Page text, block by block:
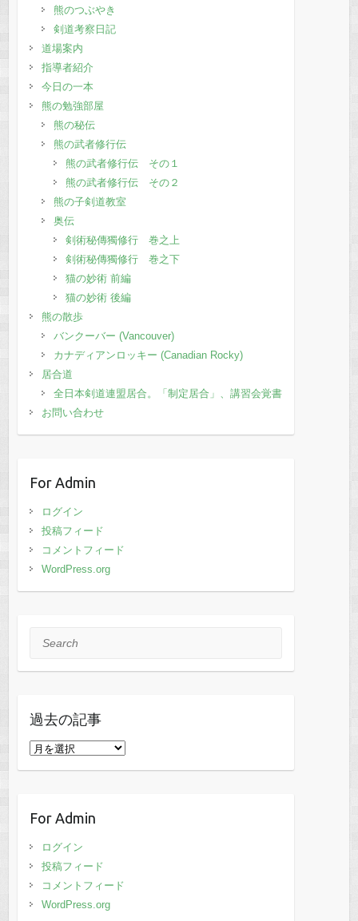
熊のつぶやき
剣道考察日記
道場案内
指導者紹介
今日の一本
熊の勉強部屋
熊の秘伝
熊の武者修行伝
熊の武者修行伝 その１
熊の武者修行伝 その２
熊の子剣道教室
奥伝
剣術秘傳獨修行 巻之上
剣術秘傳獨修行 巻之下
猫の妙術 前編
猫の妙術 後編
熊の散歩
バンクーバー (Vancouver)
カナディアンロッキー (Canadian Rocky)
居合道
全日本剣道連盟居合。「制定居合」、講習会覚書
お問い合わせ
For Admin
ログイン
投稿フィード
コメントフィード
WordPress.org
Search
過去の記事
過
事
For Admin
ログイン
投稿フィード
コメントフィード
WordPress.org